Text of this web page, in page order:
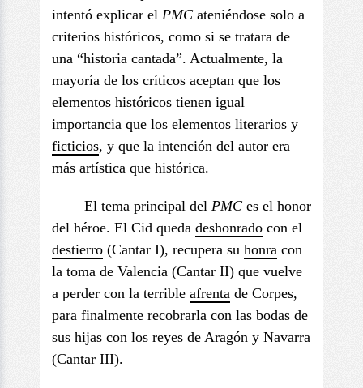
intentó explicar el PMC ateniéndose solo a
criterios históricos, como si se tratara de
una “historia cantada”. Actualmente, la
mayoría de los críticos aceptan que los
elementos históricos tienen igual
importancia que los elementos literarios y
ficticios, y que la intención del autor era
más artística que histórica.
El tema principal del PMC es el honor
del héroe. El Cid queda deshonrado con el
destierro (Cantar I), recupera su honra con
la toma de Valencia (Cantar II) que vuelve
a perder con la terrible afrenta de Corpes,
para finalmente recobrarla con las bodas de
sus hijas con los reyes de Aragón y Navarra
(Cantar III).